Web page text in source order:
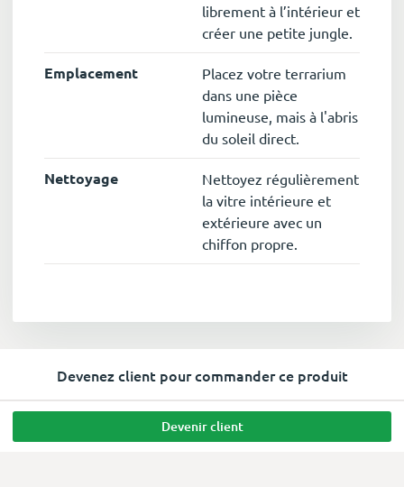
librement à l’intérieur et
créer une petite jungle.
Emplacement
Placez votre terrarium
dans une pièce
lumineuse, mais à l'abris
du soleil direct.
Nettoyage
Nettoyez régulièrement
la vitre intérieure et
extérieure avec un
chiffon propre.
Devenez client pour commander ce produit
Devenir client